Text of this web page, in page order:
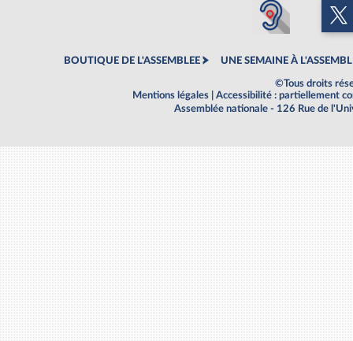
BOUTIQUE DE L'ASSEMBLEE UNE SEMAINE À
©Tous droits
Mentions légales
Accessibilité : partiellement
Assemblée nationale - 126 Rue de